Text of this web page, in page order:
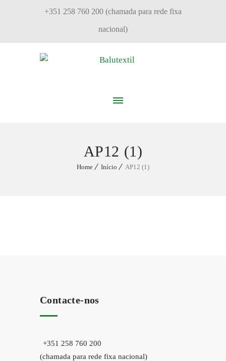
+351 258 760 200 (chamada para rede fixa
nacional)
AP12 (1)
Home Início AP12 (1)
Contacte-nos
+351 258 760 200
(chamada para rede fixa nacional)